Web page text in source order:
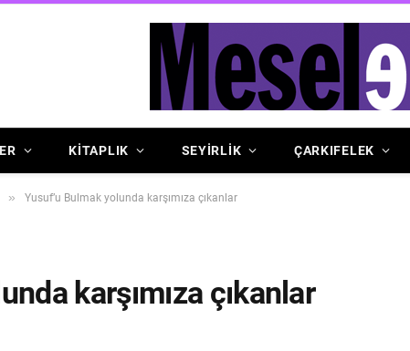
KİTAPLIK SEYİRLİK ÇARKIFELEK
» Yusuf’u Bulmak yolunda karşımıza çıkanlar
karşımıza çıkanlar